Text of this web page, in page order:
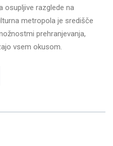
osupljive razglede na
metropola je središče
prehranjevanja,
vsem okusom.